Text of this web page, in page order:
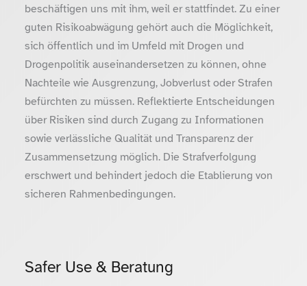
beschäftigen uns mit ihm, weil er stattfindet. Zu einer
guten Risikoabwägung gehört auch die Möglichkeit,
sich öffentlich und im Umfeld mit Drogen und
Drogenpolitik auseinandersetzen zu können, ohne
Nachteile wie Ausgrenzung, Jobverlust oder Strafen
befürchten zu müssen. Reflektierte Entscheidungen
über Risiken sind durch Zugang zu Informationen
sowie verlässliche Qualität und Transparenz der
Zusammensetzung möglich. Die Strafverfolgung
erschwert und behindert jedoch die Etablierung von
sicheren Rahmenbedingungen.
Safer Use & Beratung